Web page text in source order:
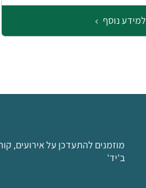
למידע נוסף
מוזמנים להתעדכן על אירועים,
ב'יד'